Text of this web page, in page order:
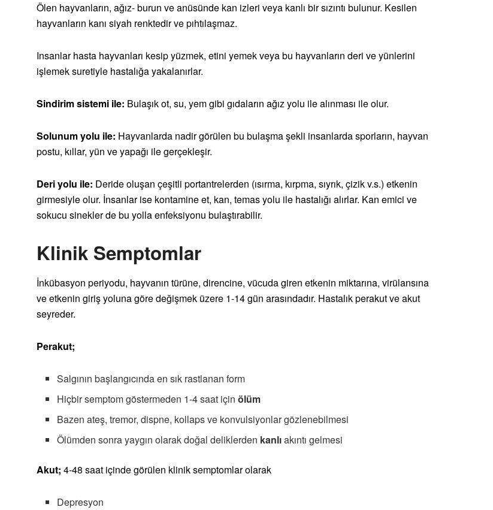
Ölen hayvanların, ağız- burun ve anüsünde kan izleri veya kanlı bir sızıntı bulunur. Kesilen
hayvanların kanı siyah renktedir ve pıhtılaşmaz.
Insanlar hasta hayvanları kesip yüzmek, etini yemek veya bu hayvanların deri ve yünlerini
işlemek suretiyle hastalığa yakalanırlar.
Sindirim sistemi ile: Bulaşık ot, su, yem gibi gıdaların ağız yolu ile alınması ile olur.
Solunum yolu ile: Hayvanlarda nadir görülen bu bulaşma şekli insanlarda sporların, hayvan
postu, kıllar, yün ve yapağı ile gerçekleşir.
Deri yolu ile: Deride oluşan çeşitli portantrelerden (ısırma, kırpma, sıyrık, çizik v.s.) etkenin
girmesiyle olur. İnsanlar ise kontamine et, kan, temas yolu ile hastalığı alırlar. Kan emici ve
sokucu sinekler de bu yolla enfeksiyonu bulaştırabilir.
Klinik Semptomlar
İnkübasyon periyodu, hayvanın türüne, direncine, vücuda giren etkenin miktarına, virülansına
ve etkenin giriş yoluna göre değişmek üzere 1-14 gün arasındadır. Hastalık perakut ve akut
seyreder.
Perakut;
Salgının başlangıcında en sık rastlanan form
Hiçbir semptom göstermeden 1-4 saat içinölüm
Bazen ateş, tremor, dispne, kollaps ve konvulsiyonlar gözlenebilmesi
Ölümden sonra yaygın olarak doğal deliklerden kanlıakıntı gelmesi
Akut; 4-48 saat içinde görülen klinik semptomlar olarak
Depresyon